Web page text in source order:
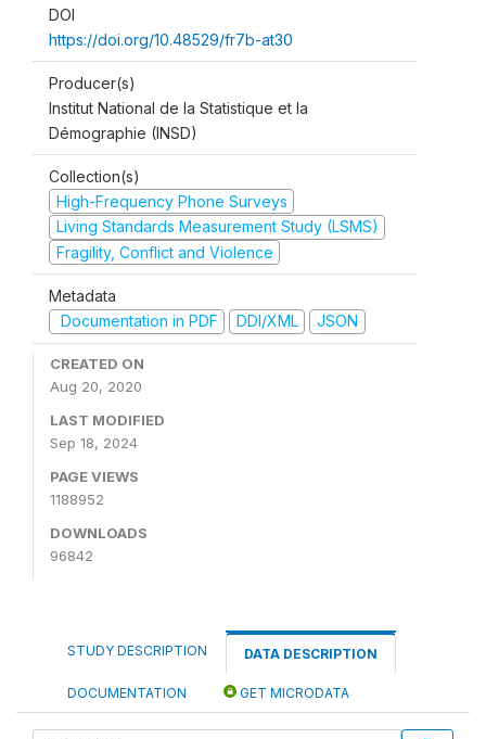
DOI
https://doi.org/10.48529/fr7b-at30
Producer(s)
Institut National de la Statistique et la
Démographie (INSD)
Collection(s)
High-Frequency Phone Surveys
Living Standards Measurement Study (LSMS)
Fragility, Conflict and Violence
Metadata
Documentation in PDF
DDI/XML JSON
CREATED ON
Aug 20, 2020
LAST MODIFIED
Sep 18, 2024
PAGE VIEWS
1188952
DOWNLOADS
96842
STUDY DESCRIPTION DATA DESCRIPTION
DOCUMENTATION GET MICRODATA